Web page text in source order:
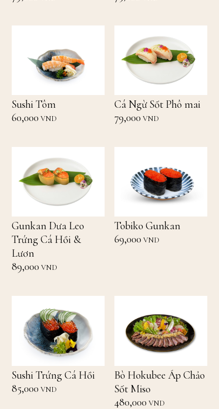
Sushi Tôm
60,000 VND
Cá Ngừ Sốt Phô mai
79,000 VND
Gunkan Dưa Leo
Trứng Cá Hồi &
Lươn
89,000 VND
Tobiko Gunkan
69,000 VND
Sushi Trứng Cá Hồi
85,000 VND
Bò Hokubee Áp Chảo
Sốt Miso
480,000 VND